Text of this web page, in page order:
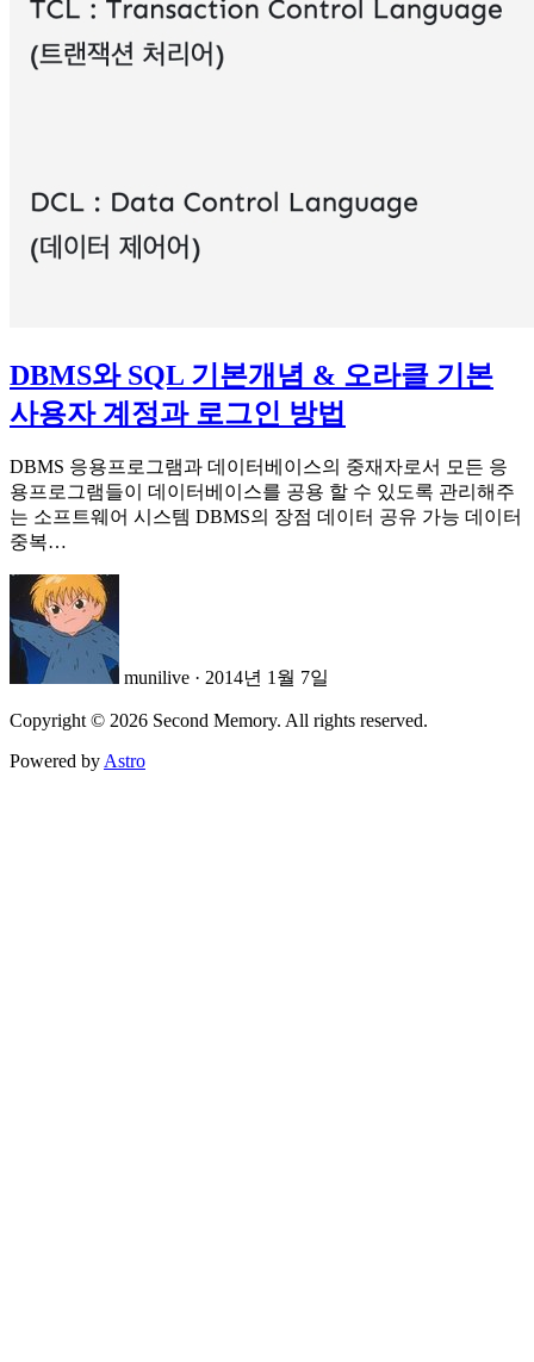
DBMS와 SQL 기본개념 & 오라클 기본
사용자 계정과 로그인 방법
DBMS 응용프로그램과 데이터베이스의 중재자로서 모든 응
용프로그램들이 데이터베이스를 공용 할 수 있도록 관리해주
는 소프트웨어 시스템 DBMS의 장점 데이터 공유 가능 데이터
중복…
munilive · 2014년 1월 7일
Copyright © 2026 Second Memory. All rights reserved.
Powered byAstro